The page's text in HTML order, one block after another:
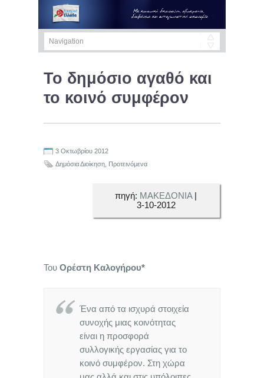
Το δημόσιο αγαθό και
το κοινό συμφέρον
3 Οκτωβρίου 2012
Δημόσια Διοίκηση
Προτεινόμενα
πηγή: ΜΑΚΕΔΟΝΙΑ|
3-10-2012
Του Ορέστη Καλογήρου*
Ένα από τα ισχυρά στοιχεία
συνοχής μιας κοινότητας
είναι η προσφορά
συλλογικής εργασίας για το
κοινό συμφέρον. Στη χώρα